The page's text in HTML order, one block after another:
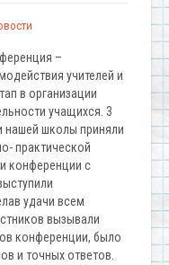
–
учителей и
в организации
учащихся. 3
нашей школы приняли
практической
конференции с
удачи всем
вызывали
конференции, было
и точных ответов.